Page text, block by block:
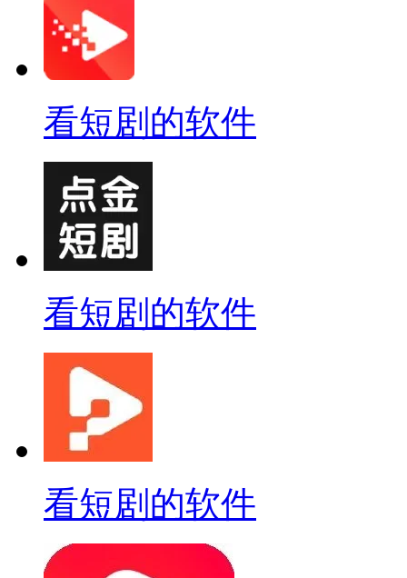
看短剧的软件
看短剧的软件
看短剧的软件